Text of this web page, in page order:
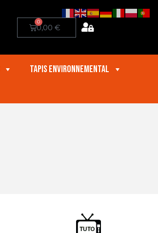
0,00 €
0
Tapis Environnemental